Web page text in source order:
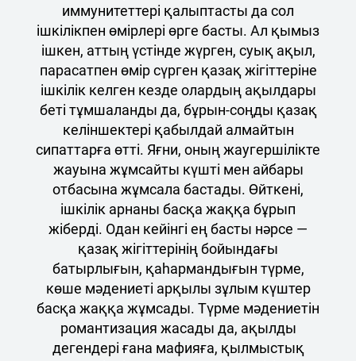
иммунитеттері қалыптасты да сол
ішкілікпен өмірлері өрге басты. Ал қымыз
ішкен, аттың үстінде жүрген, суық ақыл,
парасатпен өмір сүрген қазақ жігіттеріне
ішкілік келген кезде олардың ақылдары
беті тұмшаланды да, бұрын-соңды қазақ
келіншектері қабылдай алмайтын
сипаттарға өтті. Яғни, оның жаугершілікте
жауына жұмсайты күшті мен айбары
отбасына жұмсала бастады. Өйткені,
ішкілік арнаны басқа жаққа бұрып
жіберді. Одан кейінгі ең басты нәрсе —
қазақ жігіттерінің бойындағы
батырлығын, қаһармандығын түрме,
көше мәдениеті арқылы зұлым күштер
басқа жаққа жұмсады. Түрме мәдениетін
романтизация жасады да, ақылды
дегендері ғана мафияға, қылмыстық